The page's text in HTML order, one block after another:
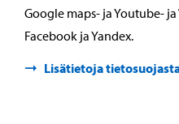
Google maps- ja Youtube-
Facebook ja Yandex.
Lisätietoja